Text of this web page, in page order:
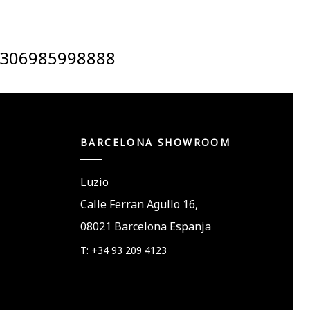
BARCELONA SHOWROOM
Luzio
Calle Ferran Agullo 16,
08021 Barcelona Espanja
T: +34 93 209 4123